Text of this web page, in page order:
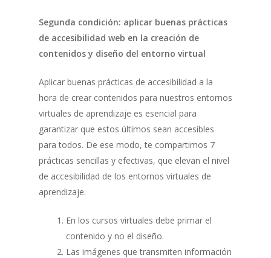
Segunda condición: aplicar buenas prácticas
de accesibilidad web en la creación de
contenidos y diseño del entorno virtual
Aplicar buenas prácticas de accesibilidad a la
hora de crear contenidos para nuestros entornos
virtuales de aprendizaje es esencial para
garantizar que estos últimos sean accesibles
para todos. De ese modo, te compartimos 7
prácticas sencillas y efectivas, que elevan el nivel
de accesibilidad de los entornos virtuales de
aprendizaje.
En los cursos virtuales debe primar el
contenido y no el diseño.
Las imágenes que transmiten información